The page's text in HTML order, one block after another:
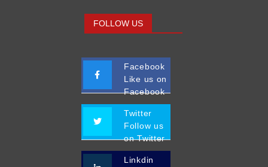
FOLLOW US
Facebook
Like us on
Facebook
Twitter
Follow us
on Twitter
Linkdin